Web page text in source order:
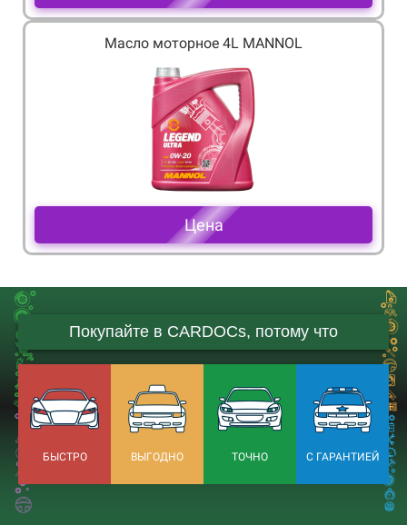
Масло моторное 4L MANNOL
Цена
Покупайте в CARDOCs, потому что
БЫСТРО ВЫГОДНО ТОЧНО С ГАРАНТИЕЙ